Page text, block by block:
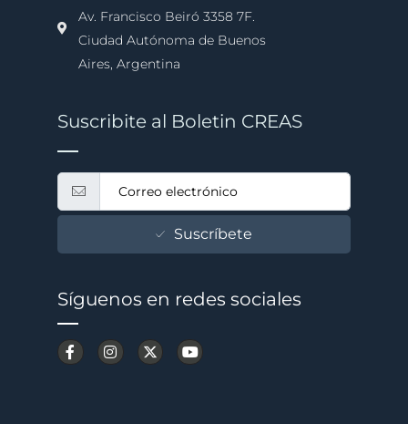
Av. Francisco Beiró 3358 7F.
Ciudad Autónoma de Buenos
Aires, Argentina
Suscribite al Boletin CREAS
Suscríbete
Síguenos en redes sociales